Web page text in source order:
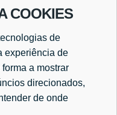
COOKIES
de
experiência de
a mostrar
direcionados,
de onde